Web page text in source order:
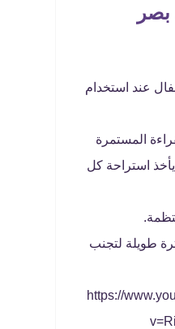
عند استخدام
المستمرة
استراحة كل
طويلة لتجنب
[embed]https://